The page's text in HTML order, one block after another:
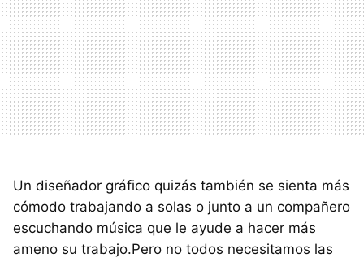
Un diseñador gráfico quizás también se sienta más
cómodo trabajando a solas o junto a un compañero
escuchando música que le ayude a hacer más
ameno su trabajo.Pero no todos necesitamos las